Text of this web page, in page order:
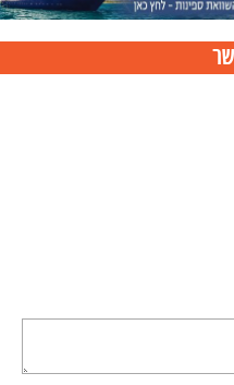
ואזור אחסון לציוד אישי